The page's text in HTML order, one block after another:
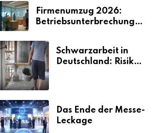
Firmenumzug 2026:
Betriebsunterbrechungen
Schwarzarbeit in
Deutschland: Risiken
Das Ende der Messe-
Leckage